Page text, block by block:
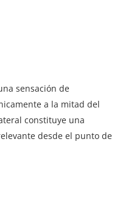
sensación de
a la mitad del
constituye una
desde el punto de